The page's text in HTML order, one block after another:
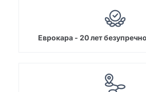
Еврокара - 20 лет